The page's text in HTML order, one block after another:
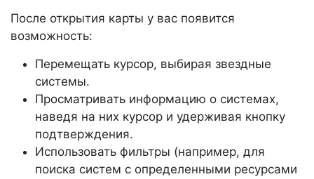
После открытия карты у вас появится
возможность:
Перемещать курсор, выбирая звездные
системы.
Просматривать информацию о системах,
наведя на них курсор и удерживая кнопку
подтверждения.
Использовать фильтры (например, для
поиска систем с определенными ресурсами